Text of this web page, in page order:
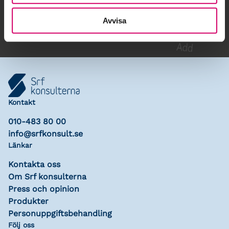
Avvisa
Lägg till i kalender
Kontakt
010-483 80 00
info@srfkonsult.se
Länkar
Kontakta oss
Om Srf konsulterna
Press och opinion
Produkter
Personuppgiftsbehandling
Följ oss